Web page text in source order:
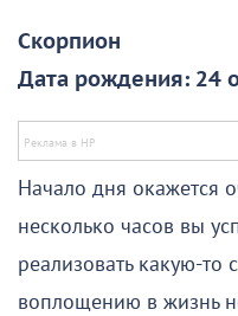
Скорпион
Дата рождения: 24
Начало дня окажется
несколько часов вы
реализовать какую-то
воплощению в жизнь